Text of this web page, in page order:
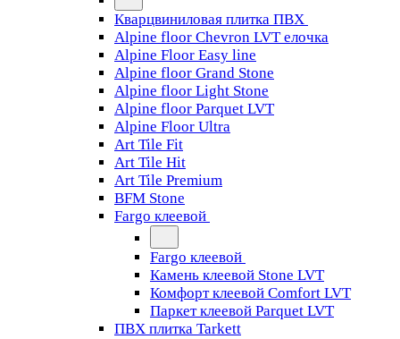
Кварцвиниловая плитка ПВХ
Alpine floor Chevron LVT елочка
Alpine Floor Easy line
Alpine floor Grand Stone
Alpine floor Light Stone
Alpine floor Parquet LVT
Alpine Floor Ultra
Art Tile Fit
Art Tile Hit
Art Tile Premium
BFM Stone
Fargo клеевой
Fargo клеевой
Камень клеевой Stone LVT
Комфорт клеевой Comfort LVT
Паркет клеевой Parquet LVT
ПВХ плитка Tarkett